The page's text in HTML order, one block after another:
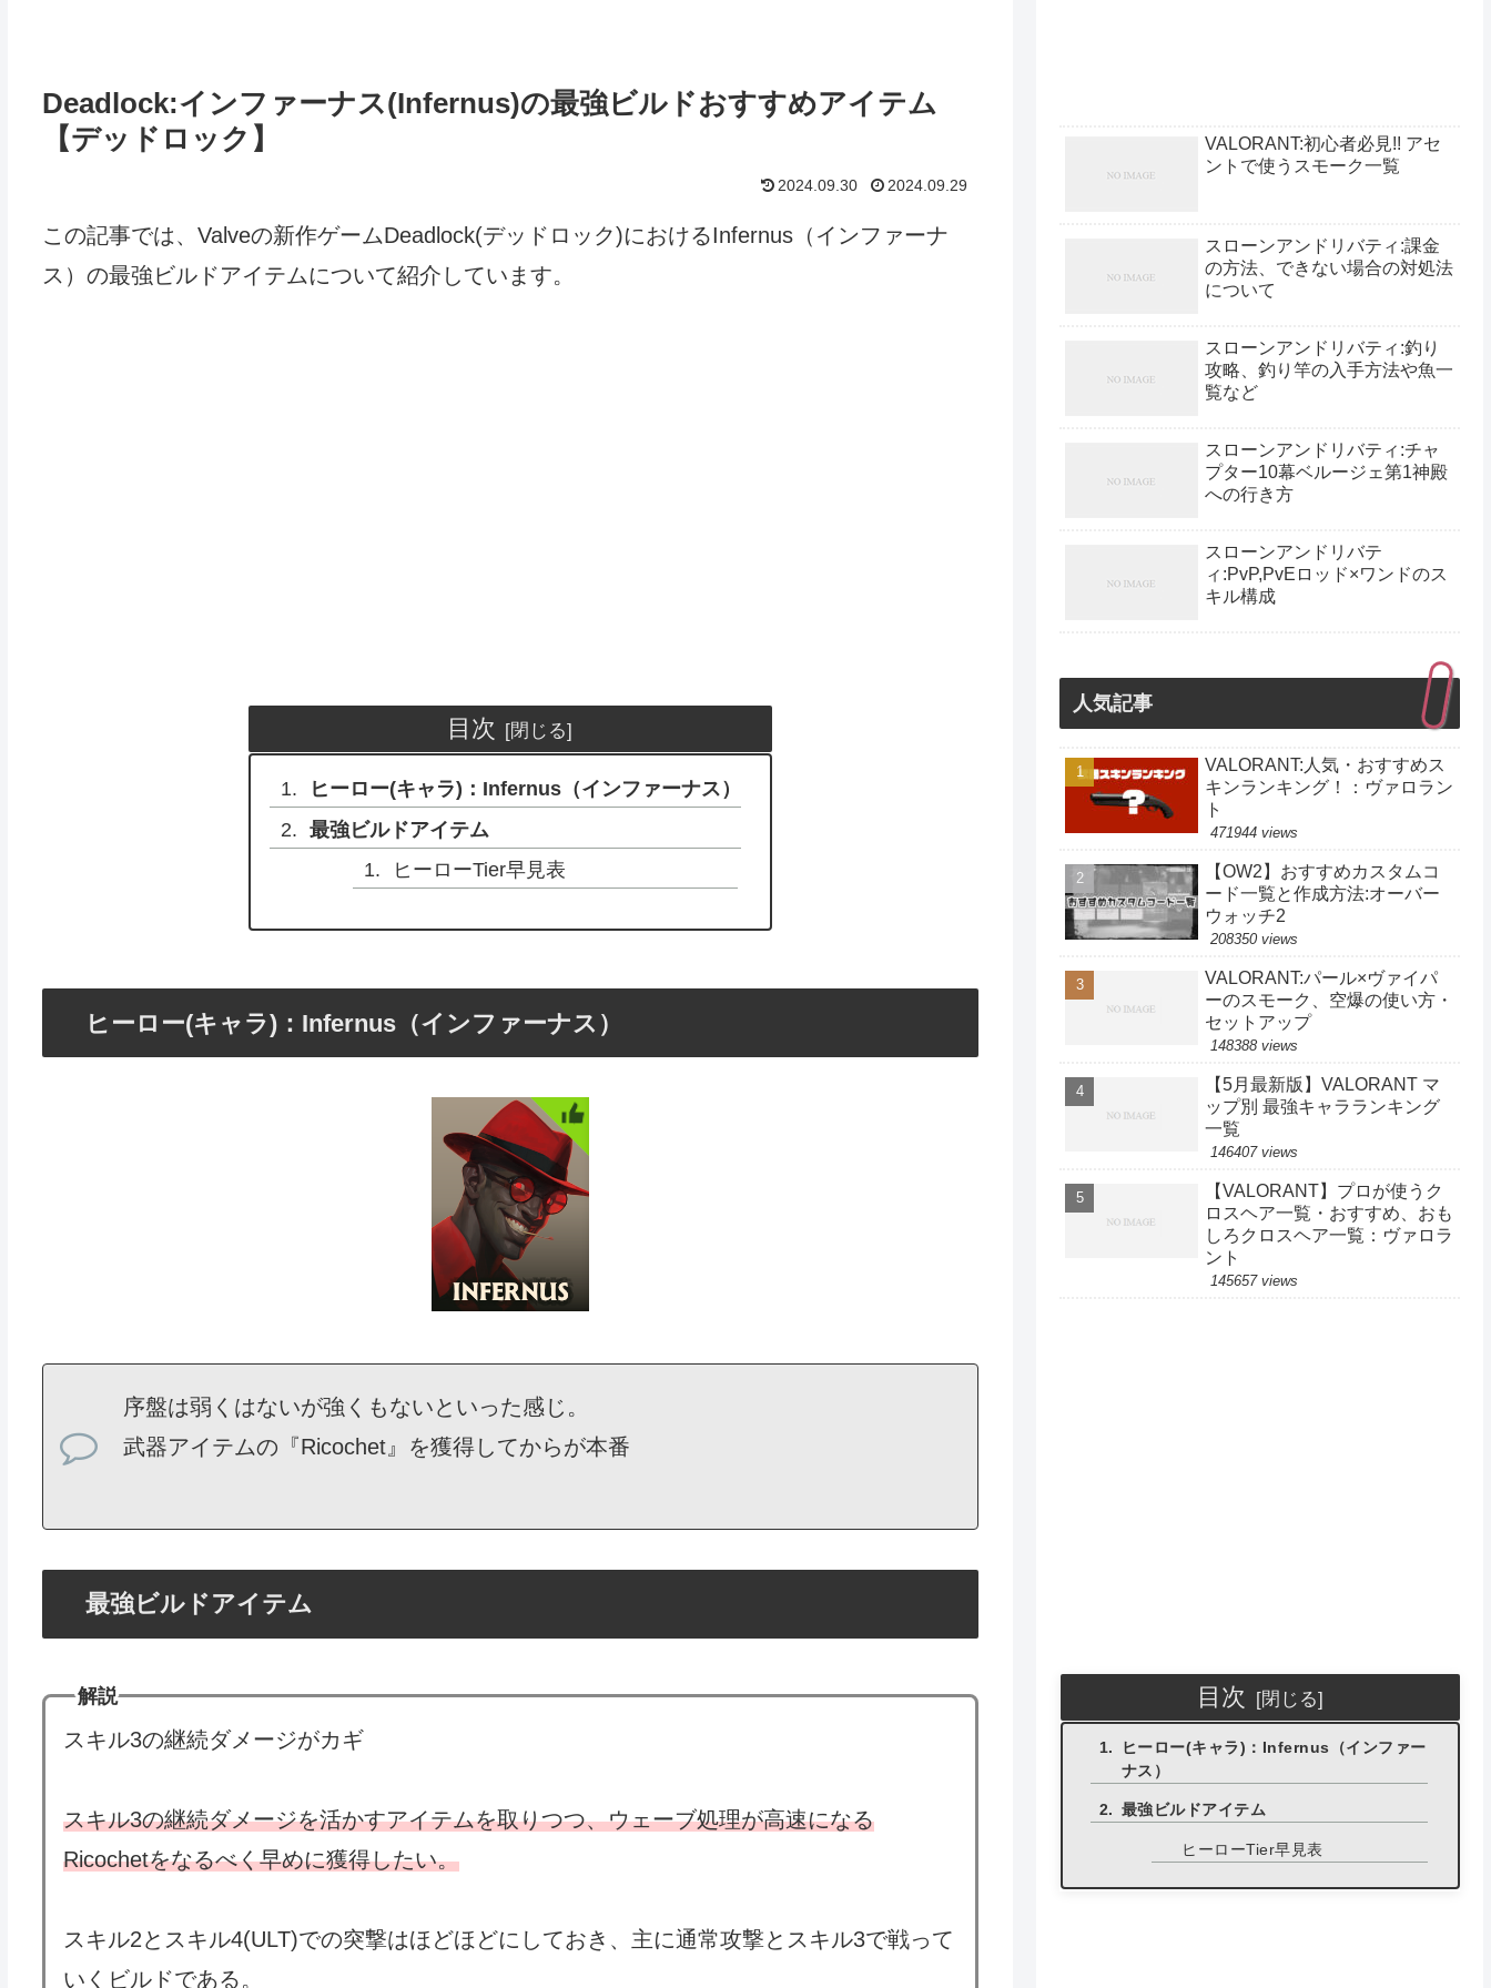
Deadlock:インファーナス(Infernus)の最強ビルドおすすめアイテム
【デッドロック】
2024.09.30 2024.09.29
この記事では、Valveの新作ゲームDeadlock(デッドロック)におけるInfernus（インファーナ
ス）の最強ビルドアイテムについて紹介しています。
目次
ヒーロー(キャラ)：Infernus（インファーナス）
最強ビルドアイテム
ヒーローTier早見表
ヒーロー(キャラ)：Infernus（インファーナス）
序盤は弱くはないが強くもないといった感じ。
武器アイテムの『Ricochet』を獲得してからが本番
最強ビルドアイテム
解説
スキル3の継続ダメージがカギ
スキル3の継続ダメージを活かすアイテムを取りつつ、ウェーブ処理が高速になる
Ricochetをなるべく早めに獲得したい。
スキル2とスキル4(ULT)での突撃はほどほどにしておき、主に通常攻撃とスキル3で戦って
いくビルドである。
VALORANT:初心者必見!! アセ
ントで使うスモーク一覧
スローンアンドリバティ:課金
の方法、できない場合の対処法
について
スローンアンドリバティ:釣り
攻略、釣り竿の入手方法や魚一
覧など
スローンアンドリバティ:チャ
プター10幕ベルージェ第1神殿
への行き方
スローンアンドリバテ
ィ:PvP,PvEロッド×ワンドのス
キル構成
人気記事
VALORANT:人気・おすすめス
キンランキング！：ヴァロラン
ト
471944 views
【OW2】おすすめカスタムコ
ード一覧と作成方法:オーバー
ウォッチ2
208350 views
VALORANT:パール×ヴァイパ
ーのスモーク、空爆の使い方・
セットアップ
148388 views
【5月最新版】VALORANT マ
ップ別 最強キャラランキング
一覧
146407 views
【VALORANT】プロが使うク
ロスヘア一覧・おすすめ、おも
しろクロスヘア一覧：ヴァロラ
ント
145657 views
目次
ヒーロー(キャラ)：Infernus（インファー
ナス）
最強ビルドアイテム
ヒーローTier早見表